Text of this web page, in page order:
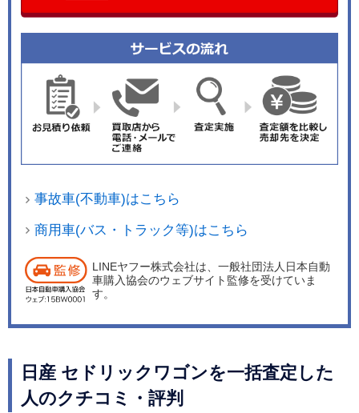
事故車(不動車)はこちら
商用車(バス・トラック等)はこちら
LINEヤフー株式会社は、一般社団法人日本自動
車購入協会のウェブサイト監修を受けていま
す。
日産 セドリックワゴンを一括査定した
人のクチコミ・評判